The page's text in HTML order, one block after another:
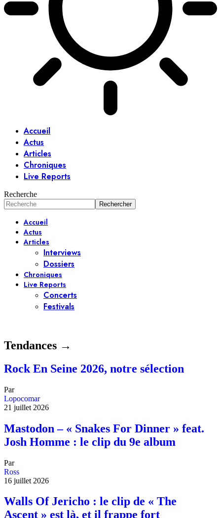
Accueil
Actus
Articles
Chroniques
Live Reports
Recherche
Accueil
Actus
Articles
Interviews
Dossiers
Chroniques
Live Reports
Concerts
Festivals
Tendances →
Rock En Seine 2026, notre sélection
Par
Lopocomar
21 juillet 2026
Mastodon – « Snakes For Dinner » feat.
Josh Homme : le clip du 9e album
Par
Ross
16 juillet 2026
Walls Of Jericho : le clip de « The
Ascent » est là, et il frappe fort